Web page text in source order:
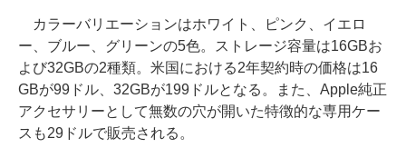
カラーバリエーションはホワイト、ピンク、イエロ
ー、ブルー、グリーンの5色。ストレージ容量は16GBお
よび32GBの2種類。米国における2年契約時の価格は16
GBが99ドル、32GBが199ドルとなる。また、Apple純正
アクセサリーとして無数の穴が開いた特徴的な専用ケー
スも29ドルで販売される。